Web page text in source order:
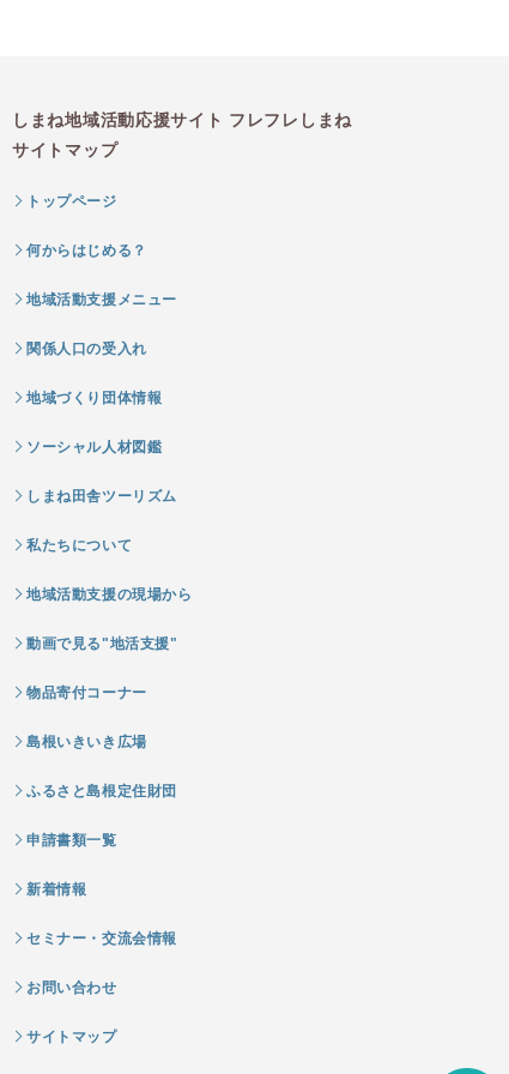
しまね地域活動応援サイト フレフレしまね
サイトマップ
トップページ
何からはじめる？
地域活動支援メニュー
関係人口の受入れ
地域づくり団体情報
ソーシャル人材図鑑
しまね田舎ツーリズム
私たちについて
地域活動支援の現場から
動画で見る"地活支援"
物品寄付コーナー
島根いきいき広場
ふるさと島根定住財団
申請書類一覧
新着情報
セミナー・交流会情報
お問い合わせ
サイトマップ